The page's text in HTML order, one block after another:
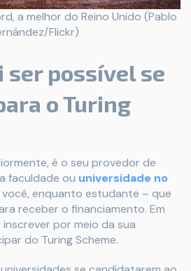
a melhor do Reino Unido (Pablo
Flickr)
ser possível se
o Turing
é o seu provedor de
faculdade ou universidade no
enquanto estudante – que
receber o financiamento. Em
por meio da sua
do Turing Scheme.